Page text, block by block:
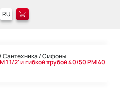
RU
Сантехника Сифоны
1/2' и гибкой трубой 40/50 PM 40